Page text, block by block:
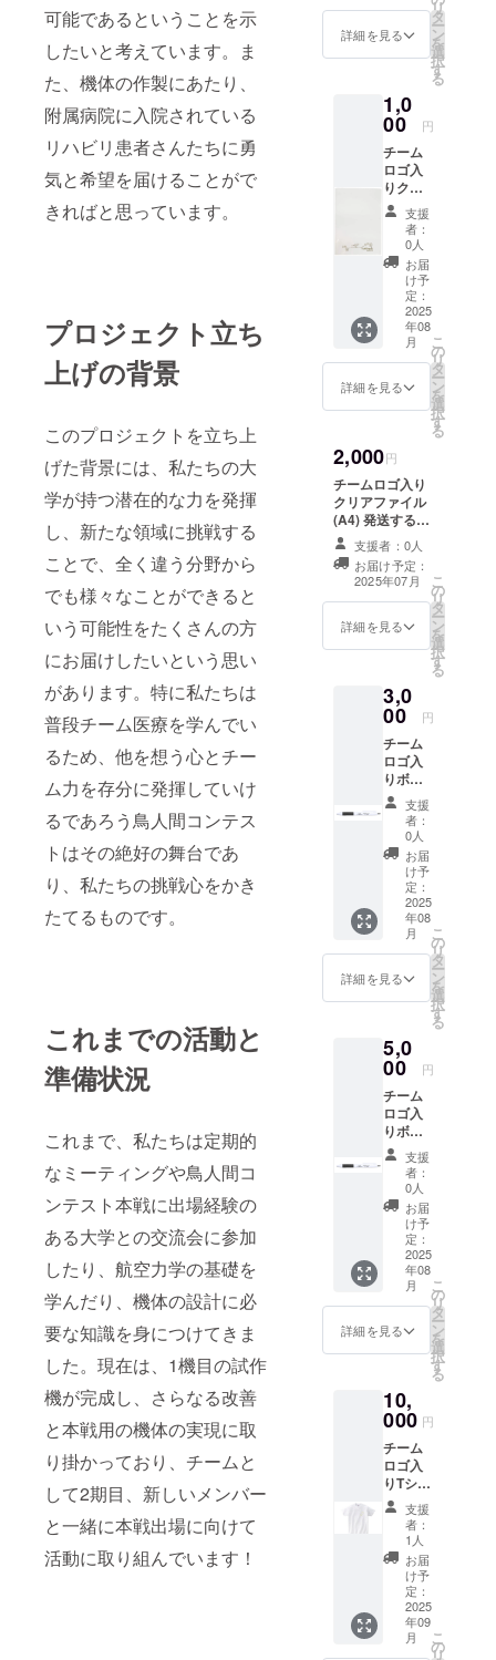
可能であるということを示
したいと考えています。ま
た、機体の作製にあたり、
附属病院に入院されている
リハビリ患者さんたちに勇
気と希望を届けることがで
きればと思っています。
プロジェクト立ち
上げの背景
このプロジェクトを立ち上
げた背景には、私たちの大
学が持つ潜在的な力を発揮
し、新たな領域に挑戦する
ことで、全く違う分野から
でも様々なことができると
いう可能性をたくさんの方
にお届けしたいという思い
があります。特に私たちは
普段チーム医療を学んでい
るため、他を想う心とチー
ム力を存分に発揮していけ
るであろう鳥人間コンテス
トはその絶好の舞台であ
り、私たちの挑戦心をかき
たてるものです。
これまでの活動と
準備状況
これまで、私たちは定期的
なミーティングや鳥人間コ
ンテスト本戦に出場経験の
ある大学との交流会に参加
したり、航空力学の基礎を
学んだり、機体の設計に必
要な知識を身につけてきま
した。現在は、1機目の試作
機が完成し、さらなる改善
と本戦用の機体の実現に取
り掛かっており、チームと
して2期目、新しいメンバー
と一緒に本戦出場に向けて
活動に取り組んでいます！
詳細を見る
リ
タ
ー
ン
を
選
択
す
る
1,0
00 円
チーム
ロゴ入
りクリ
アファ
イル
(A4) 発
送する
にあた
り、支
援者様
のご住
所の記
載をお
願いし
ます。
記載し
だいた
住所は
リター
ン品の
発送の
みに使
用させ
ていた
だきま
支援
者：
0人
お届
け予
定：
2025
年08
月
詳細を見る
こ
の
リ
タ
ー
ン
を
選
択
す
る
2,000円
チームロゴ入り
クリアファイル
(A4) 発送するに
あたり、支援者
様のご住所の記
載をお願いしま
す。 記載してい
ただいた住所は
リターン品の発
支援者：0人
お届け予定：
2025年07月
詳細を見る
こ
の
リ
タ
ー
ン
を
選
択
す
る
3,0
00 円
チーム
ロゴ入
りボー
ルペン
(黒)
(ジェッ
トスト
リーム)
三面図
発送す
るにあ
たり、
支援者
様のご
住所の
記載を
しま
す。 記
載して
いただ
いた住
所はリ
ターン
品の発
送のみ
に使用
させて
いただ
きま
す。
支援
者：
0人
お届
け予
定：
2025
年08
月
詳細を見る
こ
の
リ
タ
ー
ン
を
選
択
す
る
5,0
00 円
チーム
ロゴ入
りボー
ルペン
(黒) テ
ストフ
ライト
へご招
待(2025
年度内
を予
定、茨
城県南)
ステッ
カー1枚
発送す
たり、
支援者
様のご
住所の
記載を
お願い
しま
す。 記
載して
いただ
いた住
所はリ
ターン
品の発
送のみ
支援
者：
0人
お届
け予
定：
2025
年08
月
詳細を見る
こ
の
リ
タ
ー
ン
を
選
択
す
る
10,
000 円
チーム
ロゴ入
りTシャ
ツ(メッ
シュ生
地、白)
本戦出
場機体
にお名
前(仮名
やあだ
名でも
支援
者：
1人
お届
け予
定：
2025
年09
月
こ
の
リ